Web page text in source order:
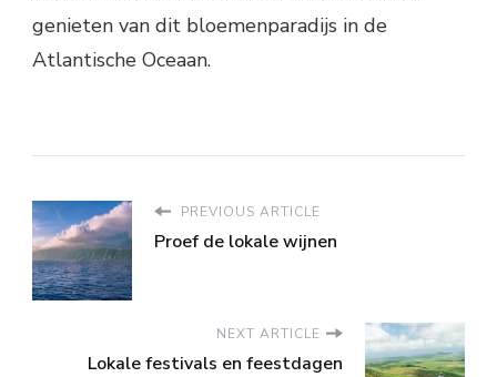
genieten van dit bloemenparadijs in de
Atlantische Oceaan.
PREVIOUS ARTICLE
Proef de lokale wijnen
NEXT ARTICLE
Lokale festivals en feestdagen